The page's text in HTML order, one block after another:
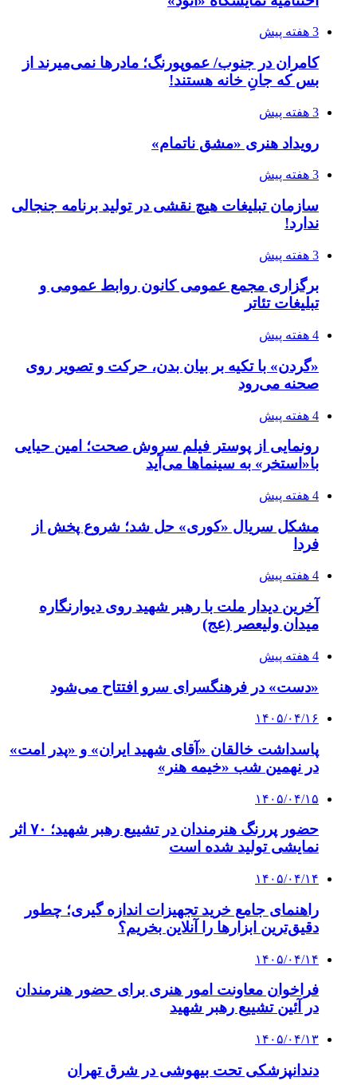
3 هفته پیش
کامران در جنوب/ عموپورنگ؛ مادرها نمی‌میرند از
بس که جانِ خانه هستند!
3 هفته پیش
رویداد هنری «مشق ناتمام»
3 هفته پیش
سازمان تبلیغات هیچ نقشی در تولید برنامه جنجالی
ندارد!
3 هفته پیش
برگزاری مجمع عمومی کانون روابط عمومی و
تبلیغات تئاتر
4 هفته پیش
«گردن» با تکیه بر بیان بدن، حرکت و تصویر روی
صحنه می‌رود
4 هفته پیش
رونمایی از پوستر فیلم سروش صحت؛ امین حیایی
با«استخر» به سینماها می‌آید
4 هفته پیش
مشکل سریال «کوری» حل شد؛ شروع پخش از
فردا
4 هفته پیش
آخرین دیدار ملت با رهبر شهید روی دیوارنگاره
میدان ولیعصر (عج)
4 هفته پیش
«دست» در فرهنگسرای سرو افتتاح می‌شود
۱۴۰۵/۰۴/۱۶
پاسداشت خالقان «آقای شهید ایران» و «پدر امت»
در نهمین شب «خیمه هنر»
۱۴۰۵/۰۴/۱۵
حضور پررنگ هنرمندان در تشییع رهبر شهید؛ ۷۰ اثر
نمایشی تولید شده است
۱۴۰۵/۰۴/۱۴
راهنمای جامع خرید تجهیزات اندازه گیری؛ چطور
دقیق‌ترین ابزارها را آنلاین بخریم؟
۱۴۰۵/۰۴/۱۴
فراخوان معاونت امور هنری برای حضور هنرمندان
در آئین تشییع رهبر شهید
۱۴۰۵/۰۴/۱۳
دندانپزشکی تحت بیهوشی در شرق تهران